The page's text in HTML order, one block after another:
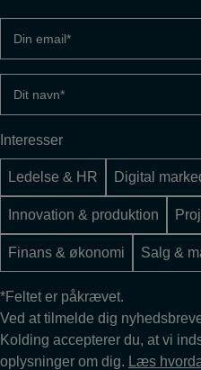
(Påkrævet)
Interesser
Ledelse & HR Digital
Innovation & produktion
Finans & økonomi Salg &
*Feltet er påkrævet.
Ved at tilmelde dig
Kolding accepterer du, at vi
oplysninger om dig. Læs